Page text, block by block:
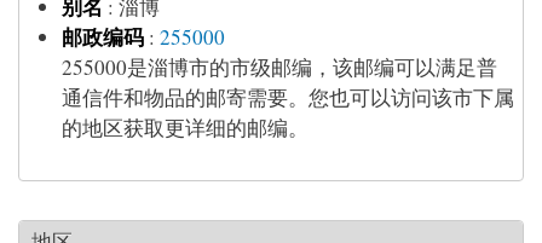
别名 : 淄博
邮政编码 : 255000
255000是淄博市的市级邮编，该邮编可以满足普
通信件和物品的邮寄需要。您也可以访问该市下属
的地区获取更详细的邮编。